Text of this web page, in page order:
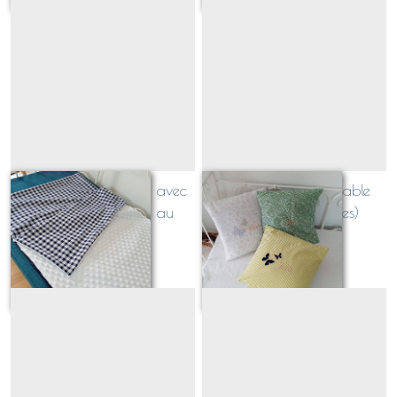
sac de sieste CHAUD avec
polaire minky (tissu au
choix)
À partir de 59€
Coussin personnalisable
PAPILLONS (2 tailles)
À partir de 42